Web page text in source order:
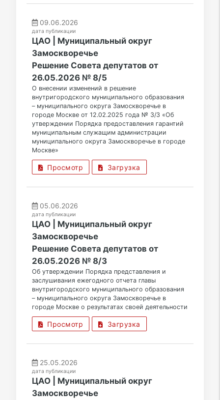
09.06.2026
дата публикации
ЦАО | Муниципальный округ
Замоскворечье
Решение Совета депутатов от
26.05.2026 № 8/5
О внесении изменений в решение
внутригородского муниципального образования
– муниципального округа Замоскворечье в
городе Москве от 12.02.2025 года № 3/3 «Об
утверждении Порядка предоставления гарантий
муниципальным служащим администрации
муниципального округа Замоскворечье в городе
Москве»
Просмотр Загрузка
05.06.2026
дата публикации
ЦАО | Муниципальный округ
Замоскворечье
Решение Совета депутатов от
26.05.2026 № 8/3
Об утверждении Порядка представления и
заслушивания ежегодного отчета главы
внутригородского муниципального образования
– муниципального округа Замоскворечье в
городе Москве о результатах своей деятельности
Просмотр Загрузка
25.05.2026
дата публикации
ЦАО | Муниципальный округ
Замоскворечье